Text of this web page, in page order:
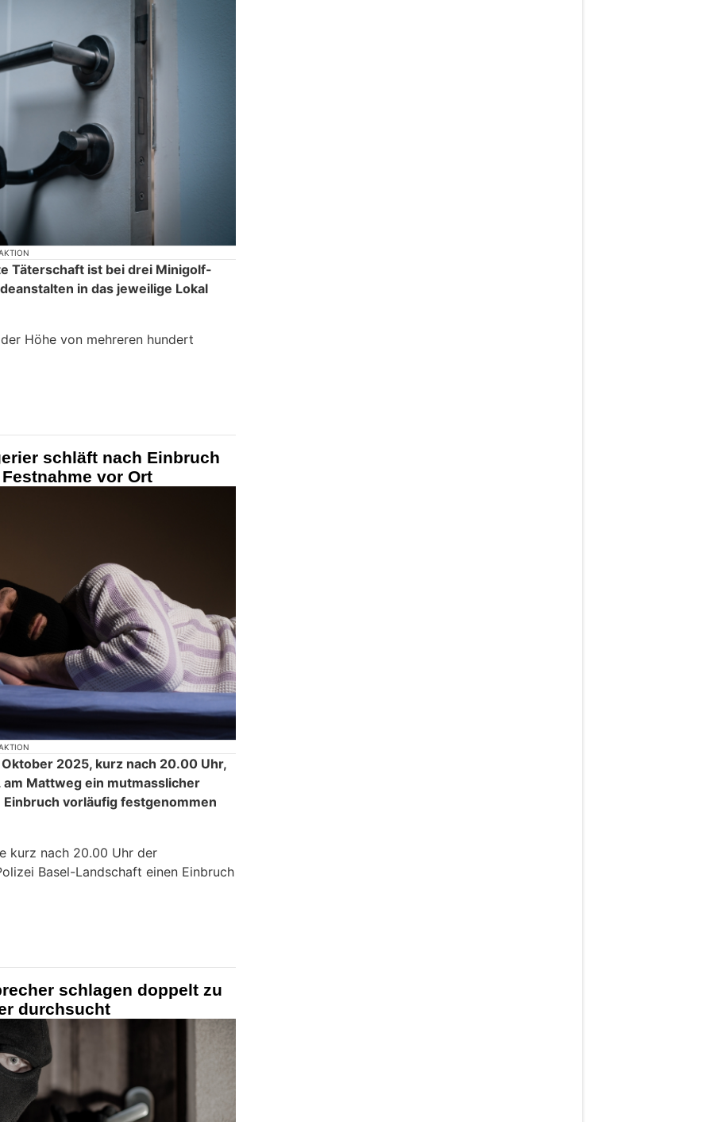
Täterschaft ist bei drei Minigolf-
in das jeweilige Lokal
Höhe von mehreren hundert
schläft nach Einbruch
vor Ort
2025, kurz nach 20.00 Uhr,
Mattweg ein mutmasslicher
vorläufig festgenommen
kurz nach 20.00 Uhr der
Basel-Landschaft einen Einbruch
schlagen doppelt zu
durchsucht